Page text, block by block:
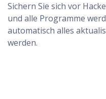
Sichern Sie sich vor
und alle Programme
automatisch alles
werden.